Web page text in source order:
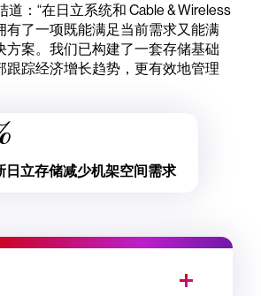
道：“在日立系统和 Cable & Wireless
有了一项既能满足当前需求又能满
方案。我们已构建了一套存储基础
跟踪经济增长趋势，更有效地管理
日立存储减少机架空间需求